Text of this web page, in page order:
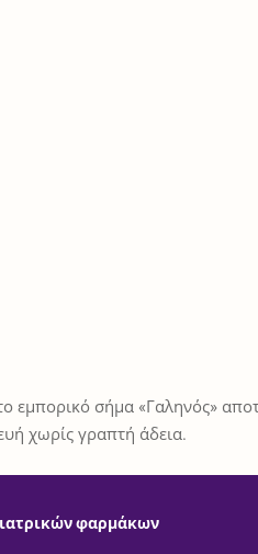
σήμα «Γαληνός»
χωρίς γραπτή άδεια.
φαρμάκων